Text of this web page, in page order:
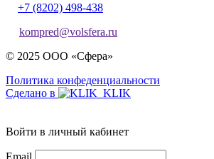
+7 (8202) 498-438
kompred@volsfera.ru
© 2025 ООО «Сфера»
Политика конфеденциальности
Сделано в
Войти в личный кабинет
Email